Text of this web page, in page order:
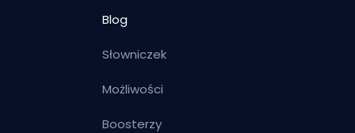
Blog
Słowniczek
Możliwości
Boosterzy